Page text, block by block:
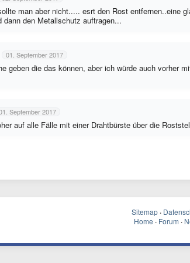
man aber nicht..... esrt den Rost entfernen..eine
dann den Metallschutz auftragen...
01. September 2017
geben die das können, aber ich würde auch vorher
September 2017
auf alle Fälle mit einer Drahtbürste über die
Sitemap ·
Home · Forum ·